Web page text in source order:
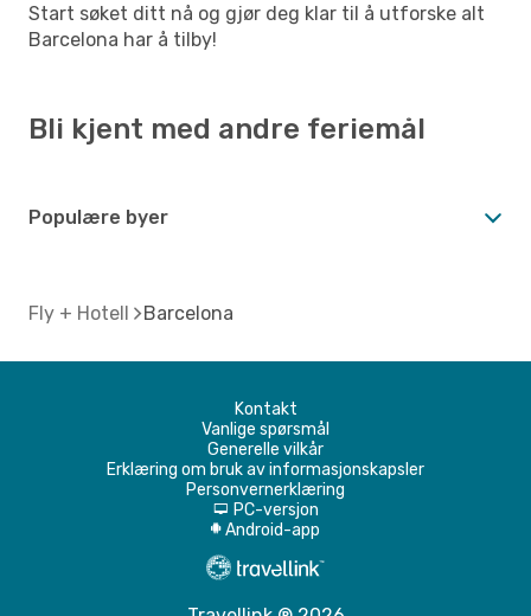
Start søket ditt nå og gjør deg klar til å utforske alt
Barcelona har å tilby!
Bli kjent med andre feriemål
Populære byer
Fly + Hotell Barcelona
Kontakt
Vanlige spørsmål
Generelle vilkår
Erklæring om bruk av informasjonskapsler
Personvernerklæring
d PC-versjon
A Android-app